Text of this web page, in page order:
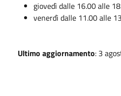
giovedì dalle 16.00 alle
venerdì dalle 11.00 alle
Ultimo aggiornamento: 3